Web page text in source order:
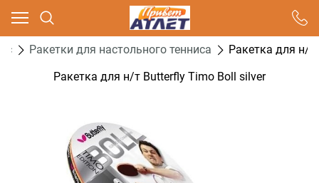
Ракетки для настольного тенниса
Ракетка для н/
Ракетка для н/т Butterfly Timo Boll silver
Ваш город - Москва,
угадали?
ДА НЕТ